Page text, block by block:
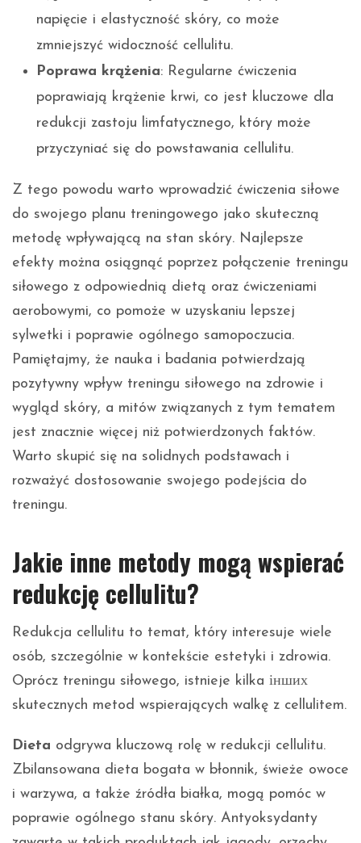
napięcie i elastyczność skóry, co może
zmniejszyć widoczność cellulitu.
Poprawa krążenia: Regularne ćwiczenia
poprawiają krążenie krwi, co jest kluczowe dla
redukcji zastoju limfatycznego, który może
przyczyniać się do powstawania cellulitu.
Z tego powodu warto wprowadzić ćwiczenia siłowe
do swojego planu treningowego jako skuteczną
metodę wpływającą na stan skóry. Najlepsze
efekty można osiągnąć poprzez połączenie treningu
siłowego z odpowiednią dietą oraz ćwiczeniami
aerobowymi, co pomoże w uzyskaniu lepszej
sylwetki i poprawie ogólnego samopoczucia.
Pamiętajmy, że nauka i badania potwierdzają
pozytywny wpływ treningu siłowego na zdrowie i
wygląd skóry, a mitów związanych z tym tematem
jest znacznie więcej niż potwierdzonych faktów.
Warto skupić się na solidnych podstawach i
rozważyć dostosowanie swojego podejścia do
treningu.
Jakie inne metody mogą wspierać
redukcję cellulitu?
Redukcja cellulitu to temat, który interesuje wiele
osób, szczególnie w kontekście estetyki i zdrowia.
Oprócz treningu siłowego, istnieje kilka інших
skutecznych metod wspierających walkę z cellulitem.
Dieta odgrywa kluczową rolę w redukcji cellulitu.
Zbilansowana dieta bogata w błonnik, świeże owoce
i warzywa, a także źródła białka, mogą pomóc w
poprawie ogólnego stanu skóry. Antyoksydanty